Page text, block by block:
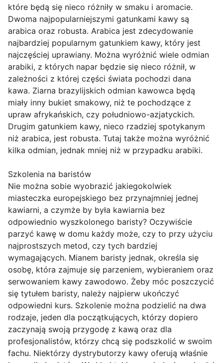
które będą się nieco różniły w smaku i aromacie.
Dwoma najpopularniejszymi gatunkami kawy są
arabica oraz robusta. Arabica jest zdecydowanie
najbardziej popularnym gatunkiem kawy, który jest
najczęściej uprawiany. Można wyróżnić wiele odmian
arabiki, z których napar będzie się nieco różnił, w
zależności z której części świata pochodzi dana
kawa. Ziarna brazylijskich odmian kawowca będą
miały inny bukiet smakowy, niż te pochodzące z
upraw afrykańskich, czy południowo-azjatyckich.
Drugim gatunkiem kawy, nieco rzadziej spotykanym
niż arabica, jest robusta. Tutaj także można wyróżnić
kilka odmian, jednak mniej niż w przypadku arabiki.
Szkolenia na baristów
Nie można sobie wyobrazić jakiegokolwiek
miasteczka europejskiego bez przynajmniej jednej
kawiarni, a czymże by była kawiarnia bez
odpowiednio wyszkolonego baristy? Oczywiście
parzyć kawę w domu każdy może, czy to przy użyciu
najprostszych metod, czy tych bardziej
wymagających. Mianem baristy jednak, określa się
osobę, która zajmuje się parzeniem, wybieraniem oraz
serwowaniem kawy zawodowo. Żeby móc poszczycić
się tytułem baristy, należy najpierw ukończyć
odpowiedni kurs. Szkolenie można podzielić na dwa
rodzaje, jeden dla początkujących, którzy dopiero
zaczynają swoją przygodę z kawą oraz dla
profesjonalistów, którzy chcą się podszkolić w swoim
fachu. Niektórzy dystrybutorzy kawy oferują właśnie